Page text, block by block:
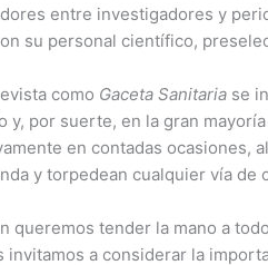
entre investigadores y
su personal científico,
como Gaceta Sanitaria se
y, por suerte, en la gran
en contadas ocasiones,
y torpedean cualquier vía
queremos tender la mano a
a considerar la